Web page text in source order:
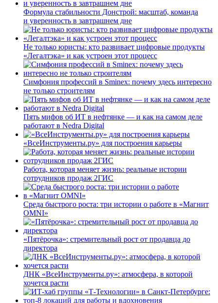
Формула стабильности Донстрой: масштаб, команда
и уверенность в завтрашнем дне
Не только юристы: кто развивает цифровые продукты
«Легалтэка» и как устроен этот процесс
Симфония профессий в Sminex: почему здесь интересно
не только строителям
Пять мифов об ИТ в нефтянке — и как на самом деле
работают в Nedra Digital
«ВсеИнструменты.ру» для построения карьеры
Работа, которая меняет жизнь: реальные истории
сотрудников продаж 2ГИС
Среда быстрого роста: три истории о работе в «Магнит
OMNI»
«Пятёрочка»: стремительный рост от продавца до
директора
ДНК «ВсеИнструменты.ру»: атмосфера, в которой
хочется расти